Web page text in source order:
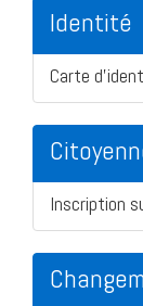
Identité
Carte
Inscription